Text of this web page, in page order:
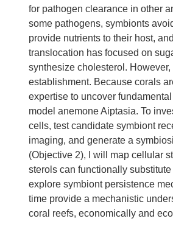
for pathogen clearance in other
some pathogens, symbionts
provide nutrients to their host,
translocation has focused on
synthesize cholesterol.
establishment. Because corals
expertise to uncover
model anemone Aiptasia. To
cells, test candidate symbiont
imaging, and generate a
(Objective 2), I will map cellular
sterols can functionally
explore symbiont persistence
time provide a mechanistic